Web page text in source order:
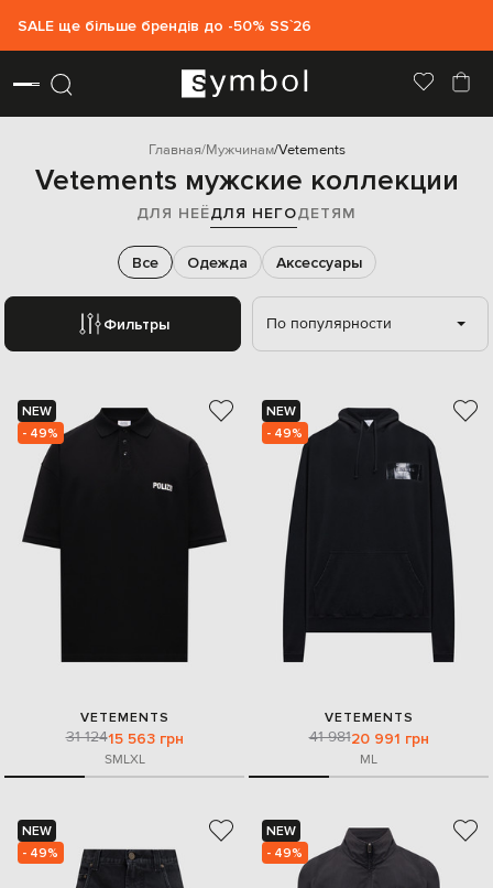
SALE ще більше брендів до -50% SS`26
Главная Мужчинам Vetements
Vetements мужские коллекции
ДЛЯ НЕЁДЛЯ НЕГОДЕТЯМ
Фильтры
Все Одежда Аксессуары
По популярности
NEW
- 49%
VETEMENTS
31 12415 563 грн
SMLXL
NEW
- 49%
VETEMENTS
41 98120 991 грн
ML
NEW
- 49%
NEW
- 49%